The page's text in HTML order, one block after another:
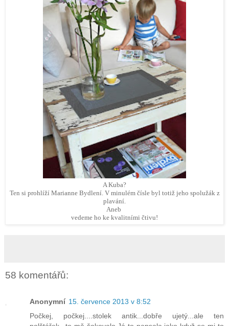
A Kuba?
Ten si prohlíží Marianne Bydlení. V minulém čísle byl totiž jeho spolužák z
plavání.
Aneb
vedeme ho ke kvalitními čtivu!
58 komentářů:
Anonymní 15. července 2013 v 8:52
Počkej, počkej....stolek antik...dobře ujetý...ale ten